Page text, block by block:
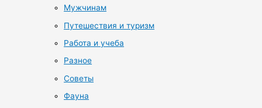
Мужчинам
Путешествия и туризм
Работа и учеба
Разное
Советы
Фауна